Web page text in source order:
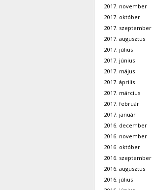
2017. november
2017. október
2017. szeptember
2017. augusztus
2017. július
2017. június
2017. május
2017. április
2017. március
2017. február
2017. január
2016. december
2016. november
2016. október
2016. szeptember
2016. augusztus
2016. július